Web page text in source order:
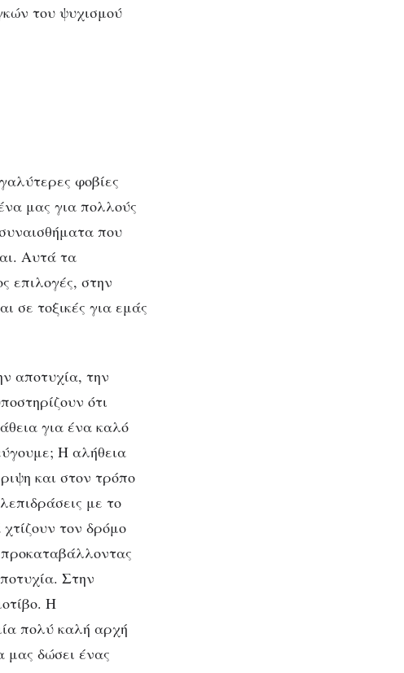
του ψυχισμού
φοβίες
μας για πολλούς
που
Αυτά τα
επιλογές, στην
σε τοξικές για εμάς
αποτυχία, την
ότι
για ένα καλό
Η αλήθεια
και στον τρόπο
με το
τον δρόμο
Στην
Η
πολύ καλή αρχή
μας δώσει ένας